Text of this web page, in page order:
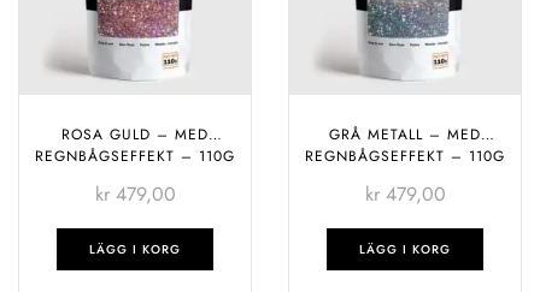
ROSA GULD – MED
REGNBÅGSEFFEKT – 110G
kr479,00
LÄGG I KORG
GRÅ METALL – MED
REGNBÅGSEFFEKT – 110G
kr479,00
LÄGG I KORG